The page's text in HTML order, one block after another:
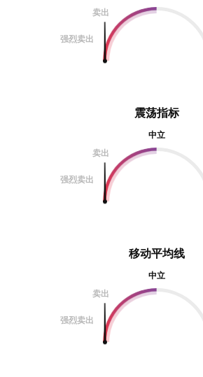
震荡指标
中立
卖出
强烈卖出
卖出
强烈卖出
移动平均线
中立
卖出
强烈卖出